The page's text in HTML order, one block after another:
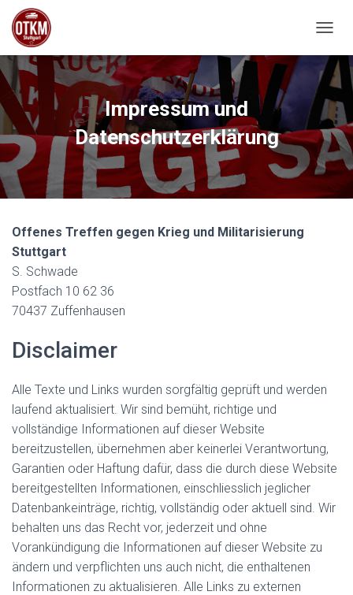
Impressum und
Datenschutzerklärung
Offenes Treffen gegen Krieg und Militarisierung
Stuttgart
S. Schwade
Postfach 10 62 36
70437 Zuffenhausen
Disclaimer
Alle Texte und Links wurden sorgfältig geprüft und werden
laufend aktualisiert. Wir sind bemüht, richtige und
vollständige Informationen auf dieser Website
bereitzustellen, übernehmen aber keinerlei Verantwortung,
Garantien oder Haftung dafür, dass die durch diese Website
bereitgestellten Informationen, einschliesslich jeglicher
Datenbankeinträge, richtig, vollständig oder aktuell sind. Wir
behalten uns das Recht vor, jederzeit und ohne
Vorankündigung die Informationen auf dieser Website zu
ändern und verpflichten uns auch nicht, die enthaltenen
Informationen zu aktualisieren. Alle Links zu externen